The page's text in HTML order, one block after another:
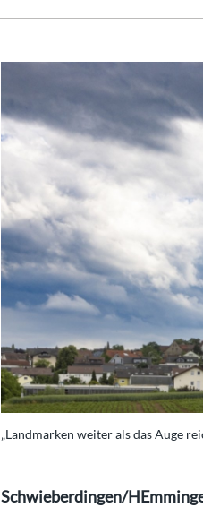
„Landmarken weiter als das Auge
Schwieberdingen/